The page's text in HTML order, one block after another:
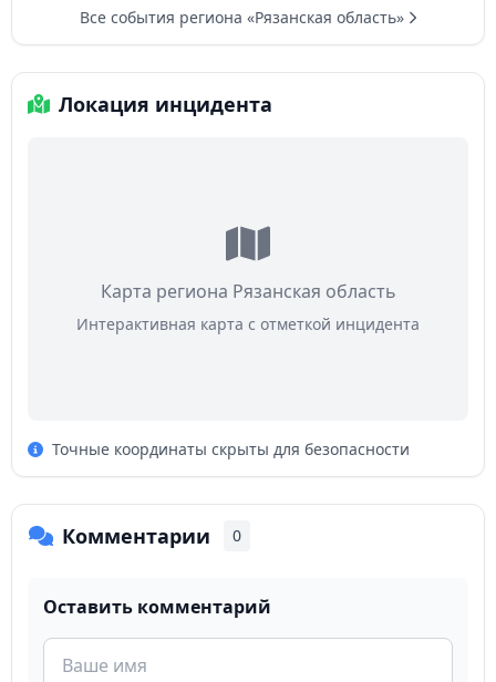
Все события региона «Рязанская область»
Локация инцидента
Карта региона Рязанская область
Интерактивная карта с отметкой инцидента
Точные координаты скрыты для безопасности
Комментарии 0
Оставить комментарий